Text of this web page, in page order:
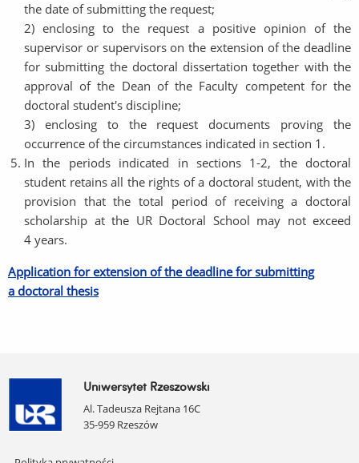
the date of submitting the request;
2) enclosing to the request a positive opinion of the
supervisor or supervisors on the extension of the deadline
for submitting the doctoral dissertation together with the
approval of the Dean of the Faculty competent for the
doctoral student's discipline;
3) enclosing to the request documents proving the
occurrence of the circumstances indicated in section 1.
In the periods indicated in sections 1-2, the doctoral
student retains all the rights of a doctoral student, with the
provision that the total period of receiving a doctoral
scholarship at the UR Doctoral School may not exceed
4 years.
Application for extension of the deadline for submitting
a doctoral thesis
Uniwersytet Rzeszowski
Al. Tadeusza Rejtana 16C
35-959 Rzeszów